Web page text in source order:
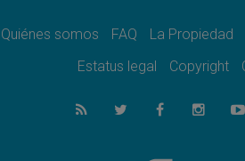
05.08.2026
sabiduría para afrontar
de hoy
05.08.2026
En marcha hacia Asís
Quiénes somos FAQ La Propiedad
Estatus legal
Copyright